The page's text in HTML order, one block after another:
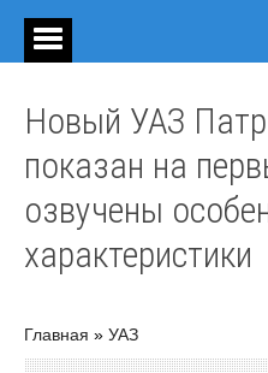
Новый УАЗ
показан на
озвучены
характеристики
Главная » УАЗ